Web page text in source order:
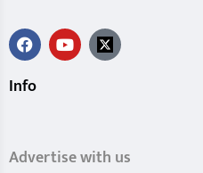
Info
Advertise with us